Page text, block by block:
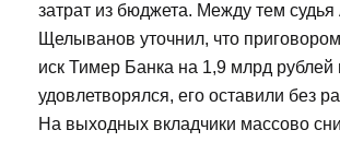
затрат из бюджета. Между тем
Щелыванов уточнил, что
иск Тимер Банка на 1,9 млрд рублей
удовлетворялся, его оставили без
На выходных вкладчики массово